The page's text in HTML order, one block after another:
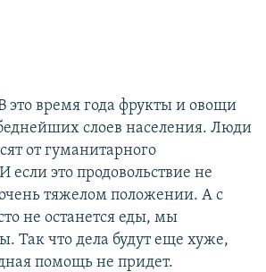
это время года фрукты и овощи
слоев населения. Люди
от гуманитарного
если это продовольствие не
тяжелом положении. А с
не останется еды, мы
Так что дела будут еще хуже,
помощь не придет.